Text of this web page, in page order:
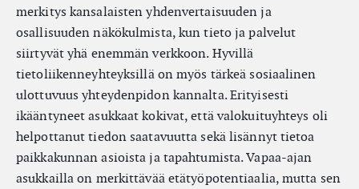
merkitys kansalaisten yhdenvertaisuuden ja
osallisuuden näkökulmista, kun tieto ja palvelut
siirtyvät yhä enemmän verkkoon. Hyvillä
tietoliikenneyhteyksillä on myös tärkeä sosiaalinen
ulottuvuus yhteydenpidon kannalta. Erityisesti
ikääntyneet asukkaat kokivat, että valokuituyhteys oli
helpottanut tiedon saatavuutta sekä lisännyt tietoa
paikkakunnan asioista ja tapahtumista. Vapaa-ajan
asukkailla on merkittävää etätyöpotentiaalia, mutta sen